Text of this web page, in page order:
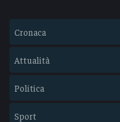
Cronaca
Attualità
Politica
Sport